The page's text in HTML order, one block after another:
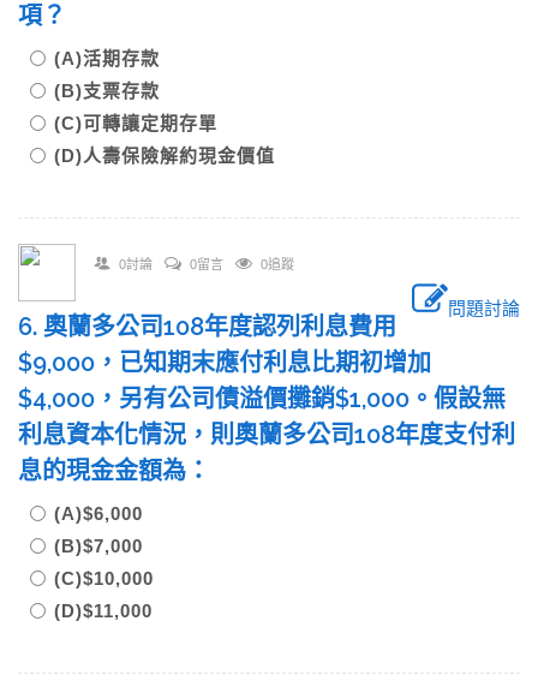
項？
(A)活期存款
(B)支票存款
(C)可轉讓定期存單
(D)人壽保險解約現金價值
0討論 0留言 0追蹤
問題討論
6. 奧蘭多公司108年度認列利息費用
$9,000，已知期末應付利息比期初增加
$4,000，另有公司債溢價攤銷$1,000。假設無
利息資本化情況，則奧蘭多公司108年度支付利
息的現金金額為：
(A)$6,000
(B)$7,000
(C)$10,000
(D)$11,000